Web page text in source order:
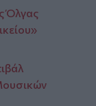
Όλγας